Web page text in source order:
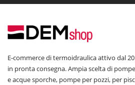
E-commerce di termoidraulica attivo dal
in pronta consegna. Ampia scelta di
e acque sporche, pompe per pozzi, per